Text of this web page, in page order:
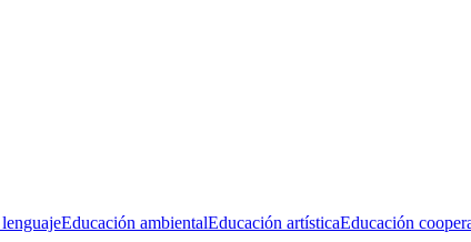
Educación ambientalEducación artísticaEducación